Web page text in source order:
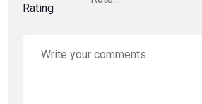
Rating